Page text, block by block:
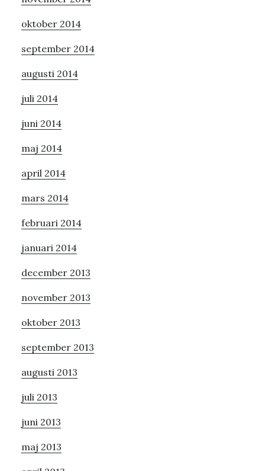
oktober 2014
september 2014
augusti 2014
juli 2014
juni 2014
maj 2014
april 2014
mars 2014
februari 2014
januari 2014
december 2013
november 2013
oktober 2013
september 2013
augusti 2013
juli 2013
juni 2013
maj 2013